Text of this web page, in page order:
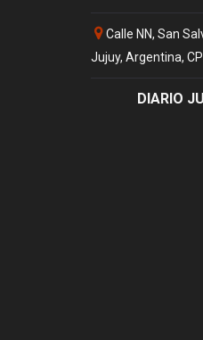
Calle NN, San
Jujuy, Argentina,
DIARIO